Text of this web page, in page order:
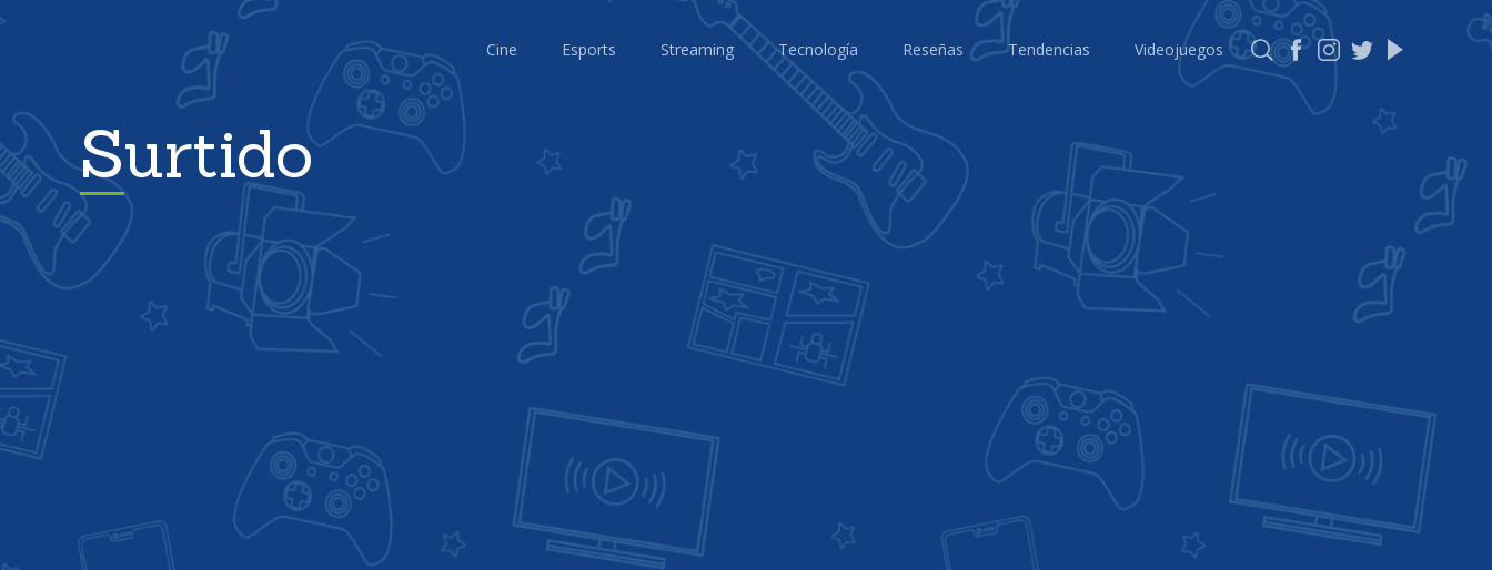
Cine Esports Streaming Tecnología Reseñas Tendencias Videojuegos
Surtido